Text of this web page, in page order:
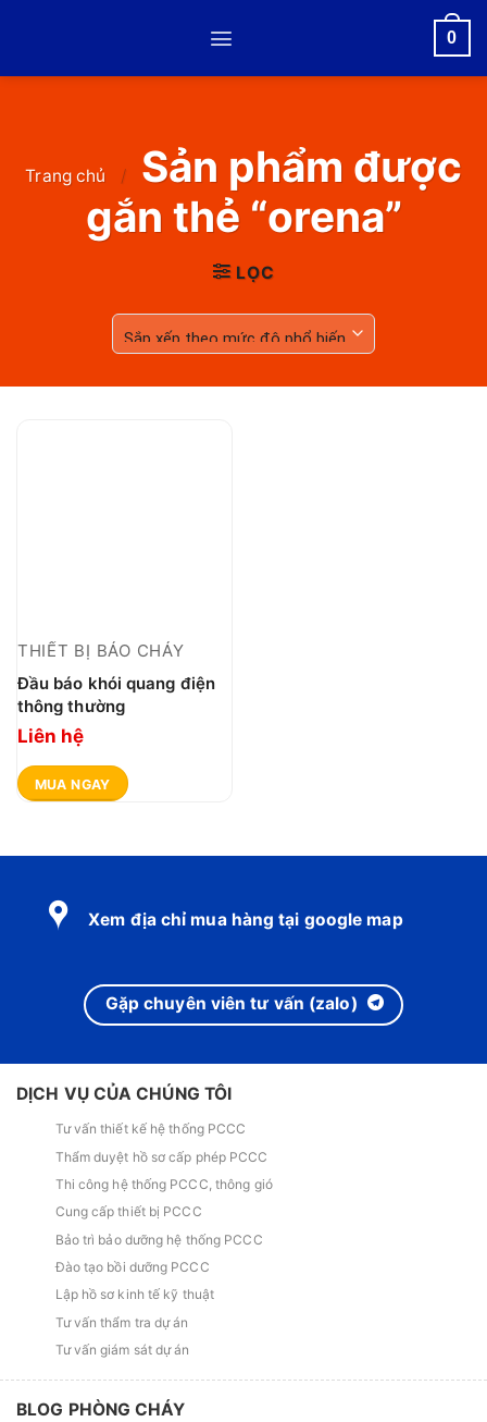
0
Trang chủ /
Sản phẩm được
gắn thẻ “orena”
LỌC
THIẾT BỊ BÁO CHÁY
Đầu báo khói quang điện
thông thường
Liên hệ
MUA NGAY
Xem địa chỉ mua hàng tại google map
Gặp chuyên viên tư vấn (zalo)
DỊCH VỤ CỦA CHÚNG TÔI
Tư vấn thiết kế hệ thống PCCC
Thẩm duyệt hồ sơ cấp phép PCCC
Thi công hệ thống PCCC, thông gió
Cung cấp thiết bị PCCC
Bảo trì bảo dưỡng hệ thống PCCC
Đào tạo bồi dưỡng PCCC
Lập hồ sơ kinh tế kỹ thuật
Tư vấn thẩm tra dự án
Tư vấn giám sát dự án
BLOG PHÒNG CHÁY